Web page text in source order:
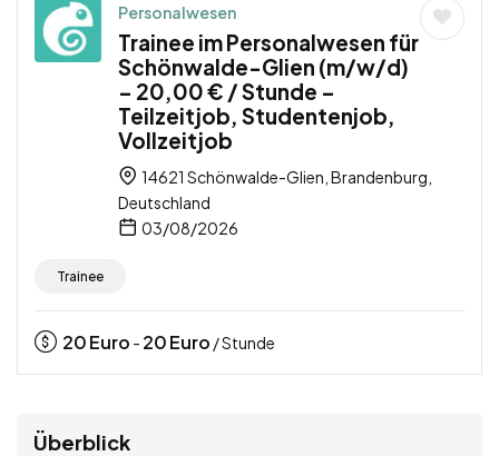
Personalwesen
Trainee im Personalwesen für
Schönwalde-Glien (m/w/d)
– 20,00 € / Stunde –
Teilzeitjob, Studentenjob,
Vollzeitjob
14621 Schönwalde-Glien, Brandenburg,
Deutschland
03/08/2026
Trainee
20Euro - 20Euro / Stunde
Überblick